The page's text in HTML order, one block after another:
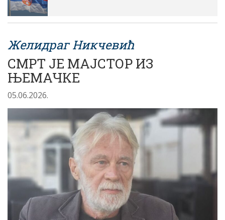
Желидраг Никчевић
СМРТ ЈЕ МАЈСТОР ИЗ
ЊЕМАЧКЕ
05.06.2026.